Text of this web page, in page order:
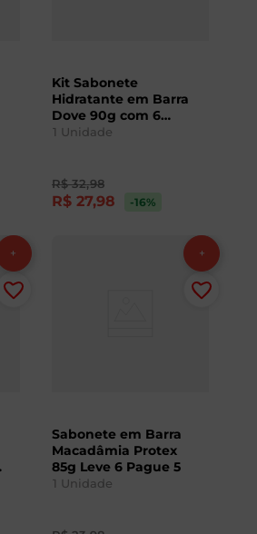
Kit Sabonete
Hidratante em Barra
Dove 90g com 6
unidades
1 Unidade
R$ 32,98
R$ 27,98 -16%
Sabonete em Barra
Macadâmia Protex
85g Leve 6 Pague 5
1 Unidade